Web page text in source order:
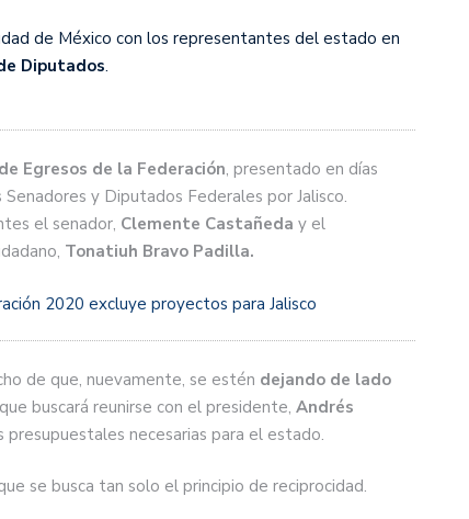
de México con los representantes del estado en
Diputados.
Egresos de la Federación, presentado en días
Senadores y Diputados Federales por Jalisco.
el senador, Clemente Castañeda y el
Tonatiuh Bravo Padilla.
2020 excluye proyectos para Jalisco
de que, nuevamente, se estén dejando de lado
buscará reunirse con el presidente, Andrés
presupuestales necesarias para el estado.
se busca tan solo el principio de reciprocidad.